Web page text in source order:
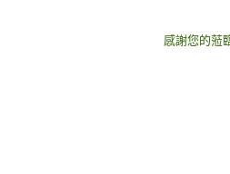
感謝您的蒞